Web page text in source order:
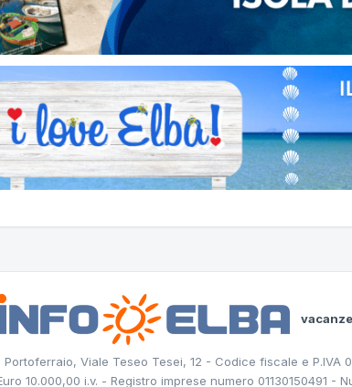
Portoferraio, Viale Teseo Tesei, 12 - Codice fiscale e P.IVA
10.000,00 i.v. - Registro imprese numero 01130150491 -